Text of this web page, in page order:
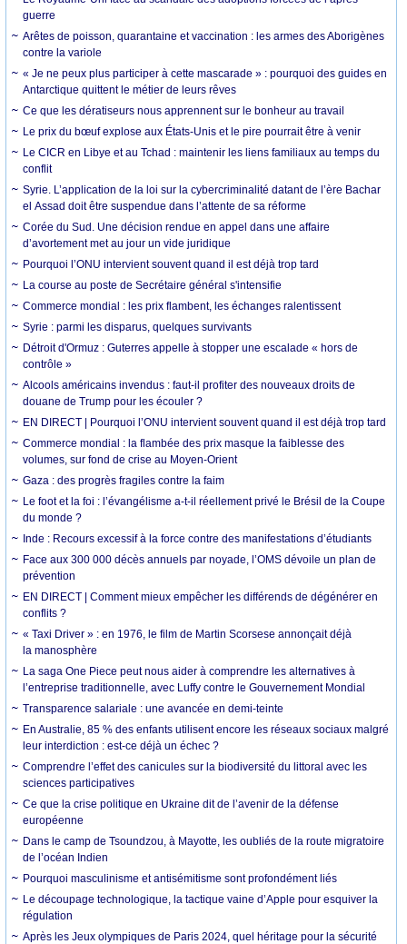
guerre
Arêtes de poisson, quarantaine et vaccination : les armes des Aborigènes
contre la variole
« Je ne peux plus participer à cette mascarade » : pourquoi des guides en
Antarctique quittent le métier de leurs rêves
Ce que les dératiseurs nous apprennent sur le bonheur au travail
Le prix du bœuf explose aux États-Unis et le pire pourrait être à venir
Le CICR en Libye et au Tchad : maintenir les liens familiaux au temps du
conflit
Syrie. L’application de la loi sur la cybercriminalité datant de l’ère Bachar
el Assad doit être suspendue dans l’attente de sa réforme
Corée du Sud. Une décision rendue en appel dans une affaire
d’avortement met au jour un vide juridique
Pourquoi l’ONU intervient souvent quand il est déjà trop tard
La course au poste de Secrétaire général s'intensifie
Commerce mondial : les prix flambent, les échanges ralentissent
Syrie : parmi les disparus, quelques survivants
Détroit d'Ormuz : Guterres appelle à stopper une escalade « hors de
contrôle »
Alcools américains invendus : faut-il profiter des nouveaux droits de
douane de Trump pour les écouler ?
EN DIRECT | Pourquoi l’ONU intervient souvent quand il est déjà trop tard
Commerce mondial : la flambée des prix masque la faiblesse des
volumes, sur fond de crise au Moyen-Orient
Gaza : des progrès fragiles contre la faim
Le foot et la foi : l’évangélisme a-t-il réellement privé le Brésil de la Coupe
du monde ?
Inde : Recours excessif à la force contre des manifestations d’étudiants
Face aux 300 000 décès annuels par noyade, l’OMS dévoile un plan de
prévention
EN DIRECT | Comment mieux empêcher les différends de dégénérer en
conflits ?
« Taxi Driver » : en 1976, le film de Martin Scorsese annonçait déjà
la manosphère
La saga One Piece peut nous aider à comprendre les alternatives à
l’entreprise traditionnelle, avec Luffy contre le Gouvernement Mondial
Transparence salariale : une avancée en demi-teinte
En Australie, 85 % des enfants utilisent encore les réseaux sociaux malgré
leur interdiction : est-ce déjà un échec ?
Comprendre l’effet des canicules sur la biodiversité du littoral avec les
sciences participatives
Ce que la crise politique en Ukraine dit de l’avenir de la défense
européenne
Dans le camp de Tsoundzou, à Mayotte, les oubliés de la route migratoire
de l’océan Indien
Pourquoi masculinisme et antisémitisme sont profondément liés
Le découpage technologique, la tactique vaine d’Apple pour esquiver la
régulation
Après les Jeux olympiques de Paris 2024, quel héritage pour la sécurité